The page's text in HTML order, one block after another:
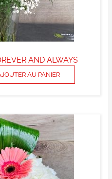
AND ALWAYS
AU PANIER